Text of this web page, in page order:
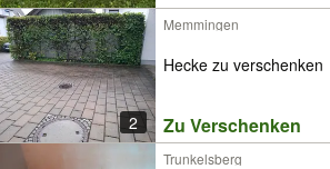
2
Memmingen
Hecke zu verschenken
Zu Verschenken
Trunkelsberg